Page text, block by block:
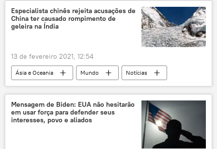
COVID-19
novo coronavírus
Fiocruz
Fundação Oswaldo Cruz
imunizante
Especialista chinês rejeita acusações de
China ter causado rompimento de
geleira na Índia
13 de fevereiro 2021, 12:54
Ásia e Oceania Mundo
Notícias
China
Índia
geleira
catástrofe climática
Himalaia
Mensagem de Biden: EUA não hesitarão
em usar força para defender seus
interesses, povo e aliados